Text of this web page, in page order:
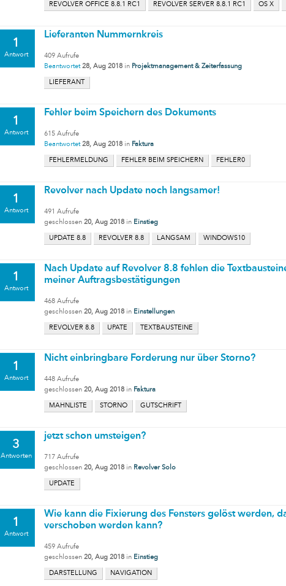
REVOLVER OFFICE 8.8.1 RC1 REVOLVER SERVER 8.8.1 RC1 OS X
1
Antwort
Lieferanten Nummernkreis
409 Aufrufe
Beantwortet 28, Aug 2018 in Projektmanagement & Zeiterfassung
LIEFERANT
1
Antwort
Fehler beim Speichern des Dokuments
615 Aufrufe
Beantwortet 28, Aug 2018 in Faktura
FEHLERMELDUNG FEHLER BEIM SPEICHERN FEHLER0
1
Antwort
Revolver nach Update noch langsamer!
491 Aufrufe
geschlossen 20, Aug 2018 in Einstieg
UPDATE 8.8 REVOLVER 8.8 LANGSAM WINDOWS10
1
Antwort
Nach Update auf Revolver 8.8 fehlen die
meiner Auftragsbestätigungen
468 Aufrufe
geschlossen 20, Aug 2018 in Einstellungen
REVOLVER 8.8 UPATE TEXTBAUSTEINE
1
Antwort
Nicht einbringbare Forderung nur über Storno?
448 Aufrufe
geschlossen 20, Aug 2018 in Faktura
MAHNLISTE STORNO GUTSCHRIFT
3
Antworten
jetzt schon umsteigen?
717 Aufrufe
geschlossen 20, Aug 2018 in Revolver Solo
UPDATE
1
Antwort
Wie kann die Fixierung des Fensters gelöst werden,
verschoben werden kann?
459 Aufrufe
geschlossen 20, Aug 2018 in Einstieg
DARSTELLUNG NAVIGATION